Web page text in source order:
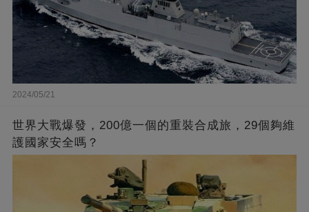
2024/05/21
世界大戰爆發，200億一個的重裝合成旅，29個夠維
護國家安全嗎？